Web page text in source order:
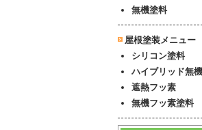
無機塗料
屋根塗装メニュー
シリコン塗料
ハイブリッド無
遮熱フッ素
無機フッ素塗料